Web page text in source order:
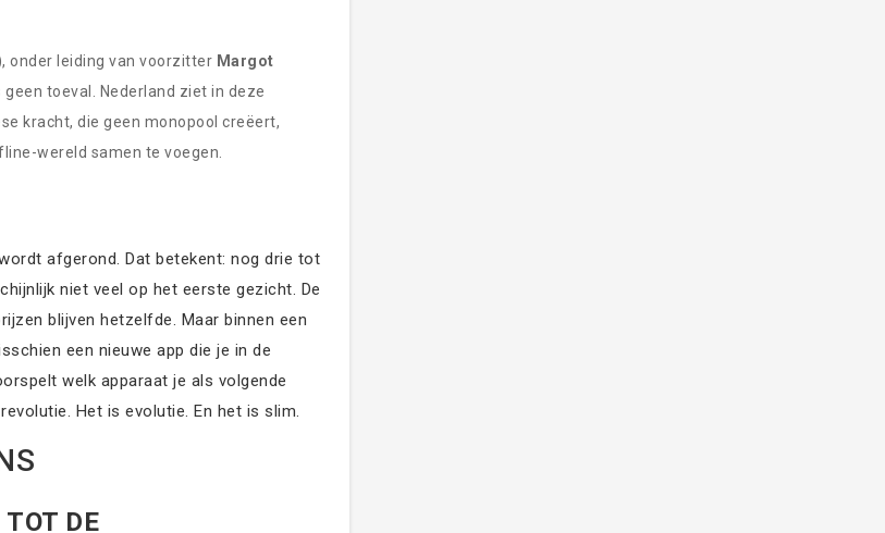
onder leiding van voorzitter Margot
toeval. Nederland ziet in deze
kracht, die geen monopool creëert,
wereld samen te voegen.
afgerond. Dat betekent: nog drie tot
niet veel op het eerste gezicht. De
blijven hetzelfde. Maar binnen een
een nieuwe app die je in de
welk apparaat je als volgende
Het is evolutie. En het is slim.
DE